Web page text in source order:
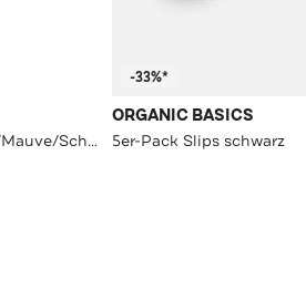
Slip Mix (Apricot/Mauve/Schwarz)
-33%*
ORGANIC BASICS
5er-Pack Slips schwarz